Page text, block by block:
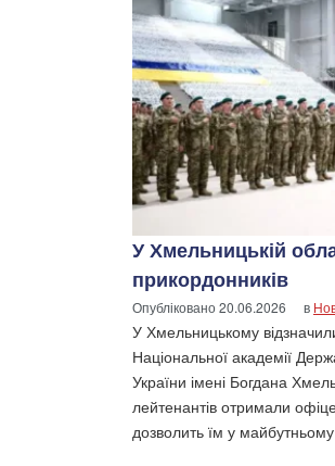
У Хмельницькій
прикордонників
Опубліковано20.06.2026 в
У Хмельницькому
Національної академії
України імені Богдана
лейтенантів отримали
дозволить їм у